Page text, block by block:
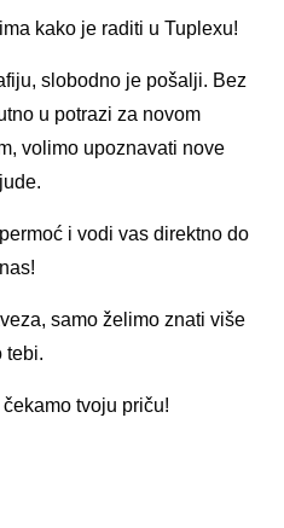
kako je raditi u Tuplexu!
slobodno je pošalji. Bez
u potrazi za novom
volimo upoznavati nove
ljude.
i vodi vas direktno do
nas!
samo želimo znati više
tebi.
tvoju priču!